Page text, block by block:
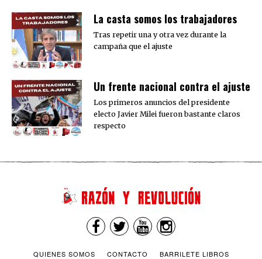
La casta somos los trabajadores
Tras repetir una y otra vez durante la
campaña que el ajuste
Un frente nacional contra el ajuste
Los primeros anuncios del presidente
electo Javier Milei fueron bastante claros
respecto
QUIENES SOMOS CONTACTO
BARRILETE LIBROS